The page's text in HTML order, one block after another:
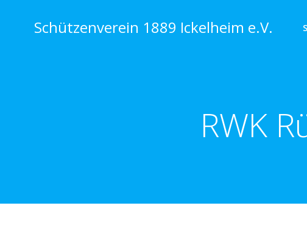
springenSchützenverein 1889 Ickelheim e.V.
RWK